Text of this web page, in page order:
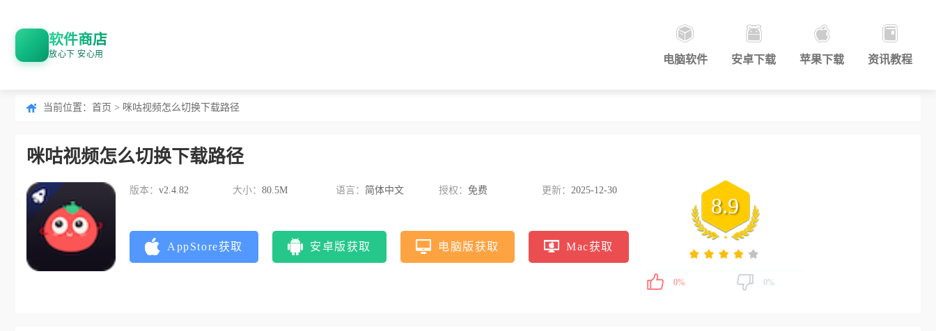
软件商店
放心下 安心用 电脑软件 安卓下载 苹果下载 资讯教程
当前位置： 首页 > 咪咕视频怎么切换下载路径
咪咕视频怎么切换下载路径
版本： v2.4.82 大小： 80.5M 语言： 简体中文 授权： 免费 更新： 2025-12-30
AppStore获取 安卓版获取 电脑版获取 Mac获取
8.9
0% 0%